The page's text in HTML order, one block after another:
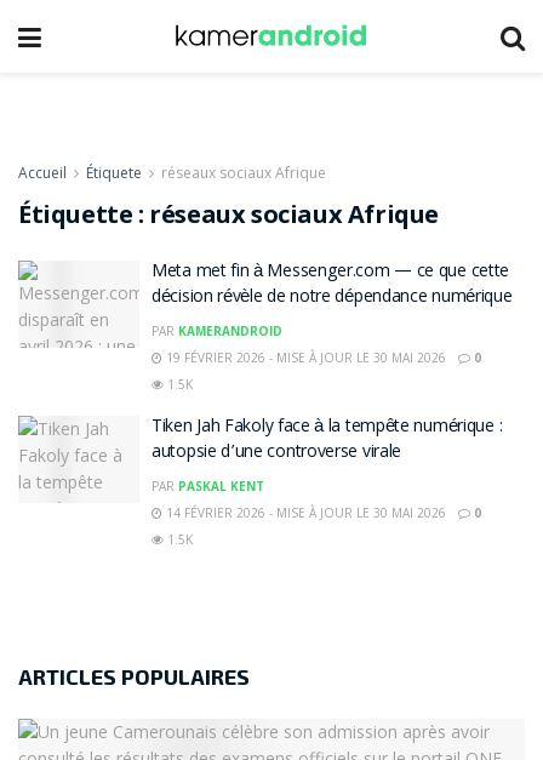
Accueil Étiquete réseaux sociaux Afrique
Étiquette : réseaux sociaux Afrique
Meta met fin à Messenger.com — ce que cette
décision révèle de notre dépendance numérique
PAR KAMERANDROID
19 FÉVRIER 2026 - MISE À JOUR LE 30 MAI 2026
0
1.5K
Tiken Jah Fakoly face à la tempête numérique :
autopsie d’une controverse virale
PAR PASKAL KENT
14 FÉVRIER 2026 - MISE À JOUR LE 30 MAI 2026
0
1.5K
ARTICLES POPULAIRES